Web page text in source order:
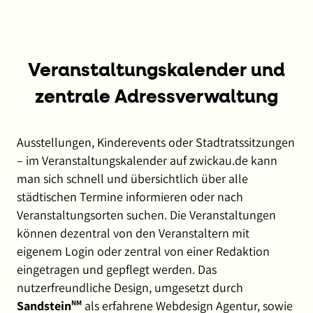
Veranstaltungs­kalender und
zentrale Adressverwaltung
Ausstellungen, Kinderevents oder Stadtratssitzungen
– im Veranstaltungskalender auf zwickau.de kann
man sich schnell und übersichtlich über alle
städtischen Termine informieren oder nach
Veranstaltungsorten suchen. Die Veranstaltungen
können dezentral von den Veranstaltern mit
eigenem Login oder zentral von einer Redaktion
eingetragen und gepflegt werden. Das
nutzerfreundliche Design, umgesetzt durch
SandsteinNM als erfahrene Webdesign Agentur, sowie